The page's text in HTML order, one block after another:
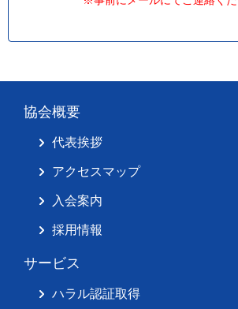
協会概要
代表挨拶
アクセスマップ
入会案内
採用情報
サービス
ハラル認証取得